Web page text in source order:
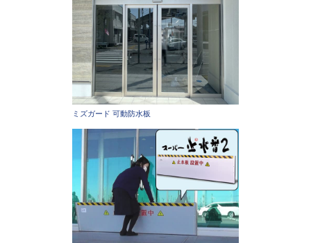
ミズガード 可動防水板